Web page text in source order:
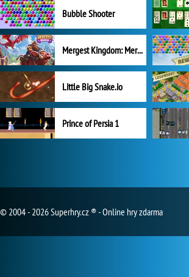
Bubble Shooter
Mergest Kingdom: Merge Puzzle
Little Big Snake.io
Prince of Persia 1
© 2004 - 2026 Superhry.cz ® - Online hry zdarma